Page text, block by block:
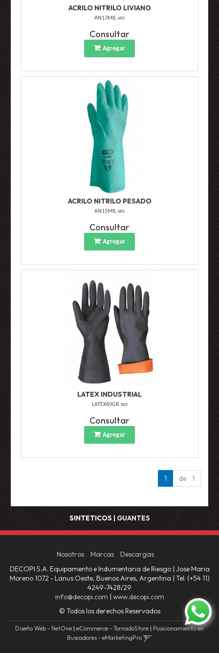
ACRILO NITRILO LIVIANO
AN13MIL ws
Consultar
Agregar
ACRILO NITRILO PESADO
AN15MIL ws
Consultar
Agregar
LATEX INDUSTRIAL
LATEX60GR ws
Consultar
Agregar
1 de 1
SINTETICOS|GUANTES
Nosotros Marcas
Descargas
DECOPI S.A. Equipamento e Indumentaria de Riesgo | Jose Maria
Moreno 1072 - Lanus Oeste, Buenos Aires, Argentina | Tel: (+54 11)
4249-7428/29
info@decopi.com | www.decopi.com
© Todos los derechos Reservados
Diseño Web - NetOne | eCommerce - TornadoStore | Posicionamiento en
Buscadores - eMarketingPro